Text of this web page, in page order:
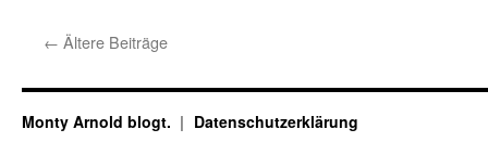
← Ältere Beiträge
Monty Arnold blogt. Datenschutz­erklärung